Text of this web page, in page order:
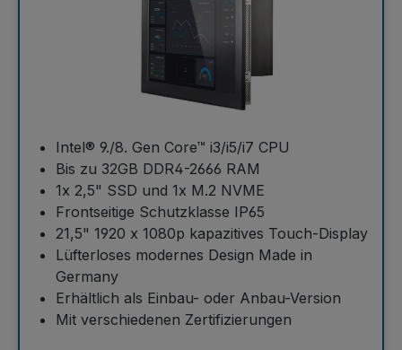
Intel® 9./8. Gen Core™ i3/i5/i7 CPU
Bis zu 32GB DDR4-2666 RAM
1x 2,5" SSD und 1x M.2 NVME
Frontseitige Schutzklasse IP65
21,5" 1920 x 1080p kapazitives Touch-Display
Lüfterloses modernes Design Made in
Germany
Erhältlich als Einbau- oder Anbau-Version
Mit verschiedenen Zertifizierungen